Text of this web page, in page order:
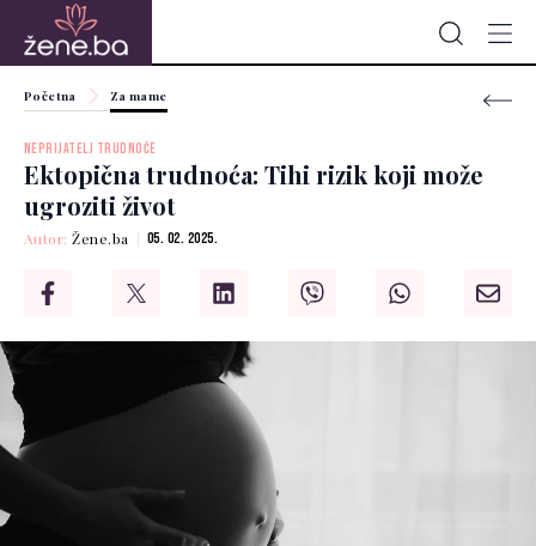
Početna Za mame
NEPRIJATELJ TRUDNOĆE
Ektopična trudnoća: Tihi rizik koji može
ugroziti život
Autor:Žene.ba 05. 02. 2025.